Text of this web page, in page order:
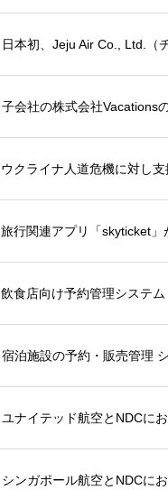
日本初、Jeju Air Co., Ltd.（
子会社の株式会社Vacations
ウクライナ人道危機に対し
旅行関連アプリ「skyticket
飲食店向け予約管理システ
宿泊施設の予約・販売管理
ユナイテッド航空とNDCに
シンガポール航空とNDCに